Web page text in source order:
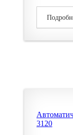
3120